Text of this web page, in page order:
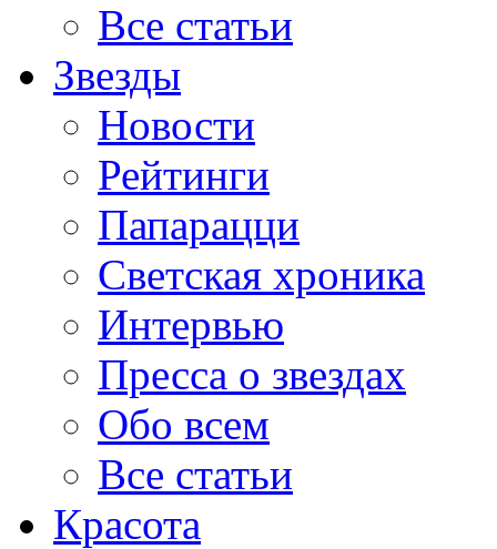
Все статьи
Звезды
Новости
Рейтинги
Папарацци
Светская хроника
Интервью
Пресса о звездах
Обо всем
Все статьи
Красота